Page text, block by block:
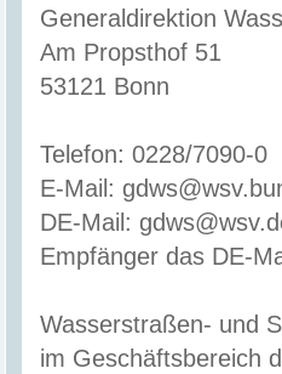
Generaldirektion
Am Propsthof 51
53121 Bonn
Telefon: 0228/7090-0
E-Mail:
DE-Mail:
Empfänger das DE-
Wasserstraßen- und
im Geschäftsbereich